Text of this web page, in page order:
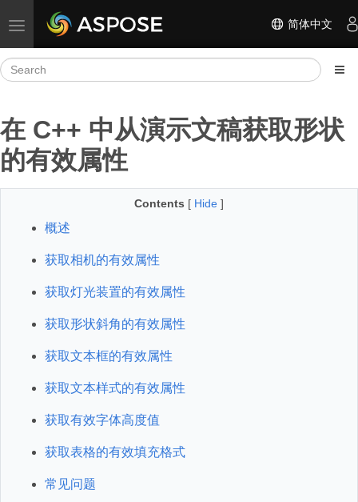
Toggle navigation 简体中文
在 C++ 中从演示文稿获取形状
的有效属性
Contents [ Hide ]
概述
获取相机的有效属性
获取灯光装置的有效属性
获取形状斜角的有效属性
获取文本框的有效属性
获取文本样式的有效属性
获取有效字体高度值
获取表格的有效填充格式
常见问题